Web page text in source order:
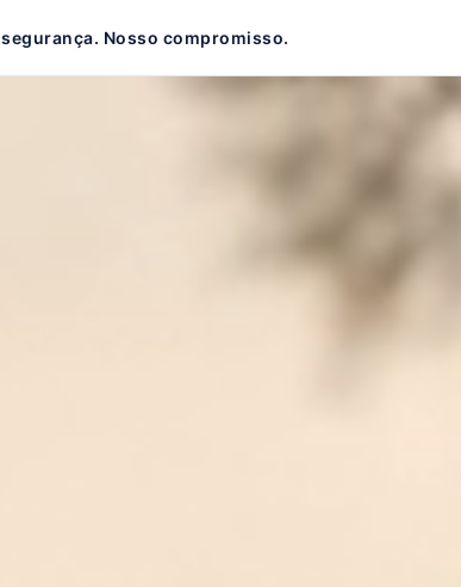
segurança. Nosso compromisso.